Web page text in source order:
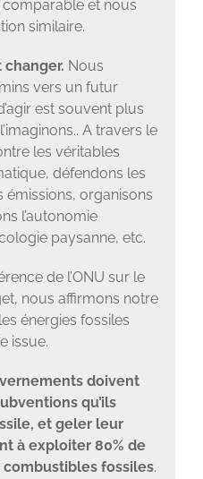
et nous
similaire.
Nous
vers un futur
est souvent plus
A travers le
les véritables
défendons les
émissions, organisons
l’autonomie
paysanne, etc.
de l’ONU sur le
nous affirmons notre
énergies fossiles
issue.
doivent
qu’ils
et geler leur
à exploiter 80% de
fossiles.